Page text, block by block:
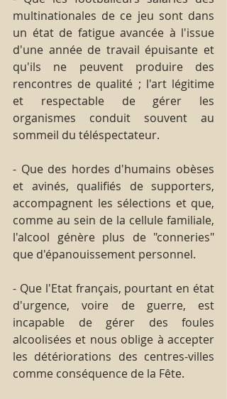
multinationales de ce jeu sont dans
un état de fatigue avancée à l'issue
d'une année de travail épuisante et
qu'ils ne peuvent produire des
rencontres de qualité ; l'art légitime
et respectable de gérer les
organismes conduit souvent au
sommeil du téléspectateur.
- Que des hordes d'humains obèses
et avinés, qualifiés de supporters,
accompagnent les sélections et que,
comme au sein de la cellule familiale,
l'alcool génère plus de "conneries"
que d'épanouissement personnel.
- Que l'Etat français, pourtant en état
d'urgence, voire de guerre, est
incapable de gérer des foules
alcoolisées et nous oblige à accepter
les détériorations des centres-villes
comme conséquence de la Fête.